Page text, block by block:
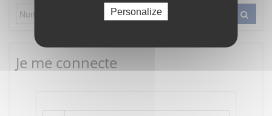
Personalize
Je me connecte